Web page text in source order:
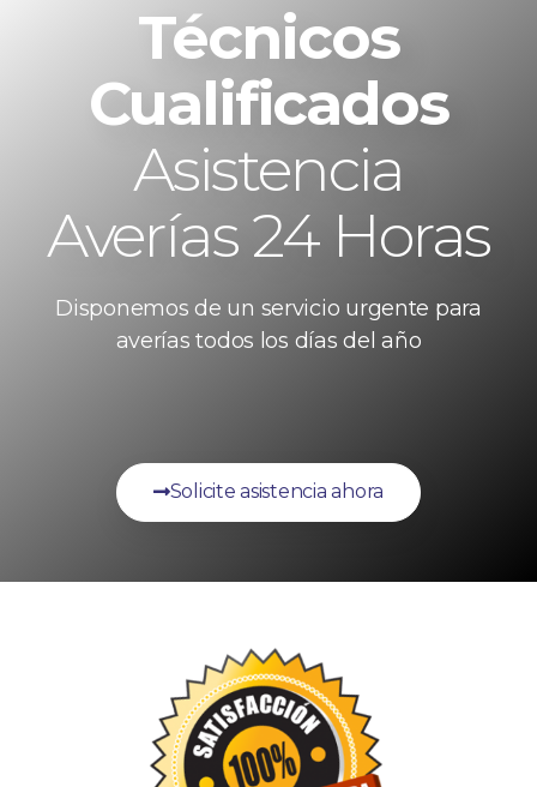
Técnicos
Cualificados
Asistencia
Averías 24 Horas
Disponemos de un servicio urgente para
averías todos los días del año
Solicite asistencia ahora